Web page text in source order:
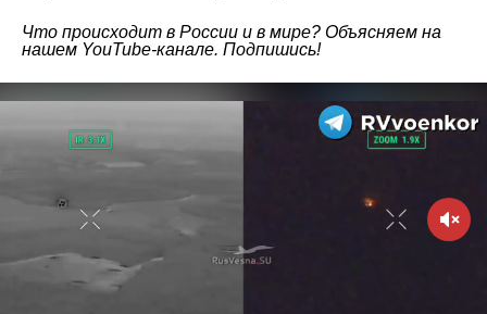
Что происходит в России и в мире? Объясняем на
нашем YouTube-канале. Подпишись!